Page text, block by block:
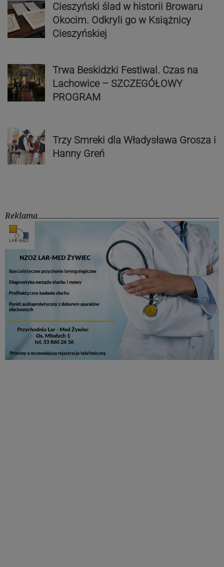
Cieszyński ślad w historii Browaru
Okocim. Odkryli go w Książnicy
Cieszyńskiej
Trwa Beskidzki Festiwal. Czas na
Lachowice – SZCZEGÓŁOWY
PROGRAM
Trzy Smreki dla Władysława Grosza i
Hanny Greń
Reklama